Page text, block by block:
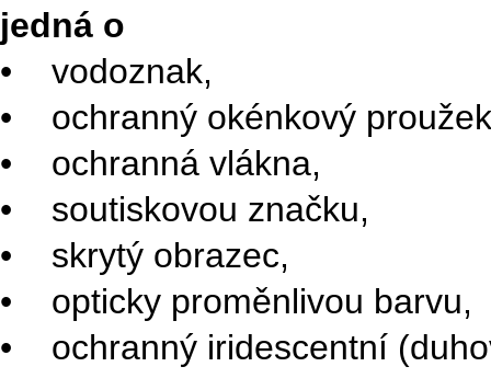
jedná o
• vodoznak,
• ochranný okénkový
• ochranná vlákna,
• soutiskovou značku,
• skrytý obrazec,
• opticky proměnlivou barvu,
• ochranný iridescentní